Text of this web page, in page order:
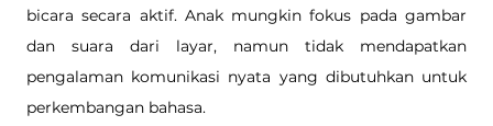
bicara secara aktif. Anak mungkin fokus pada gambar
dan suara dari layar, namun tidak mendapatkan
pengalaman komunikasi nyata yang dibutuhkan untuk
perkembangan bahasa.